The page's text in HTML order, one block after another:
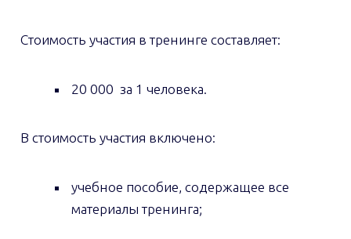
Стоимость участия в тренинге составляет:
20 000 за 1 человека.
В стоимость участия включено:
учебное пособие, содержащее все
материалы тренинга;